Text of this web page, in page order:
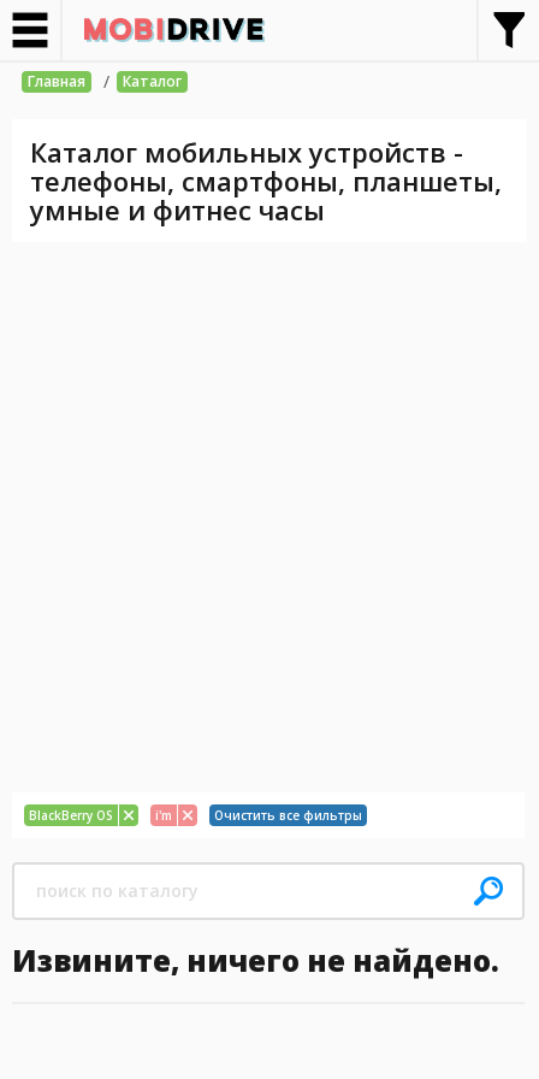
Главная / Каталог
Каталог мобильных устройств -
телефоны, смартфоны, планшеты,
умные и фитнес часы
BlackBerry OS i'm Очистить все фильтры
Извините, ничего не найдено.